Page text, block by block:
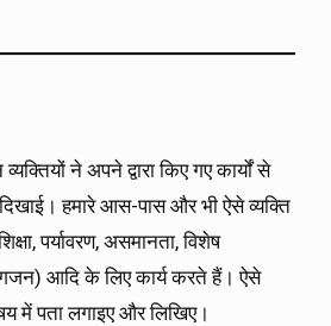
ने अपने द्वारा किए गए कार्यों से
हमारे आस-पास और भी ऐसे व्यक्ति
पर्यावरण, असमानता, विशेष
आदि के लिए कार्य करते हैं। ऐसे
में पता लगाइए और लिखिए।